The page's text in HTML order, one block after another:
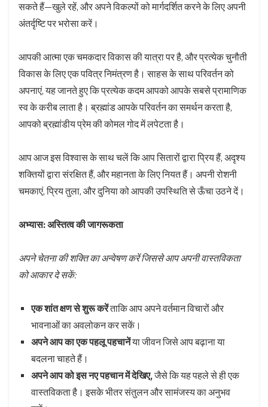
सकते हैं—खुले रहें, और अपने विकल्पों को मार्गदर्शित करने के लिए अपनी
अंतर्दृष्टि पर भरोसा करें।
आपकी आत्मा एक चमकदार विकास की यात्रा पर है, और प्रत्येक चुनौती
विकास के लिए एक पवित्र निमंत्रण है। साहस के साथ परिवर्तन को
अपनाएं, यह जानते हुए कि प्रत्येक कदम आपको आपके सबसे प्रामाणिक
स्व के करीब लाता है। ब्रह्मांड आपके परिवर्तन का समर्थन करता है,
आपको ब्रह्मांडीय प्रेम की कोमल गोद में लपेटता है।
आप आज इस विश्वास के साथ चलें कि आप सितारों द्वारा प्रिय हैं, अदृश्य
शक्तियों द्वारा संरक्षित हैं, और महानता के लिए नियत हैं। अपनी रोशनी
चमकाएं, प्रिय तुला, और दुनिया को आपकी उपस्थिति से ऊँचा उठने दें।
अभ्यास: अस्तित्व की जागरूकता
अपने चेतना की शक्ति का अन्वेषण करें जिससे आप अपनी वास्तविकता
को आकार दे सकें:
एक शांत क्षण से शुरू करेंताकि आप अपने वर्तमान विचारों और
भावनाओं का अवलोकन कर सकें।
अपने आप का एक पहलू पहचानेंया जीवन जिसे आप बढ़ाना या
बदलना चाहते हैं।
अपने आप को इस नए पहचान में देखिए,जैसे कि यह पहले से ही एक
वास्तविकता है। इसके भीतर संतुलन और सामंजस्य का अनुभव